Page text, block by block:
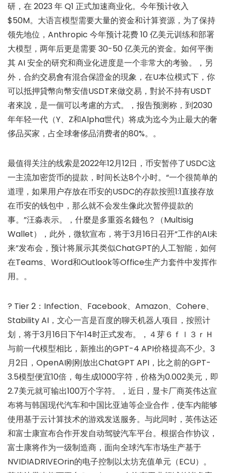
研，在 2023 年 Q1 正式加速商业化。今年预计收入
$50M。大语言模型需要大量的资金和计算资源，为了保持
领先地位，Anthropic 今年预计花费 10 亿美元训练和部署
大模型，两年后更是需要 30-50 亿美元的资金。如何平衡
其 AI 安全的研究和商业化进度是一个非常大的考验。，另
外，合約交易會有混合保證金的現象，在U本位模式下，你
可以抵押貸幣向幣安借USDT來做交易，對於不持有USDT
者來說，是一個可以考慮的方式。，报告预测称，到2030
年年轻一代（Y、Z和Alpha世代）将成为迄今为止最大的奢
侈品买家，占全球奢侈品消费者的80%。。
最值得关注的线索是2022年12月12日，币安暂停了USDC这
一主流加密货币的提款，时间长达8个小时。“一个很简单的
道理，如果用户存放在币安的USDC的存款按照1:1直接存放
在币安的钱包中，那么就不会发生像此次暂停提款的
事。”汪淼表示。，什麼是多重簽名錢包？（Multisig
Wallet），此外，微软宣布，将于3月16日召开“工作的AI未
来”发布会，预计将展示其类似ChatGPT的人工智能，如何
在Teams、Word和Outlook等Office生产力套件中发挥作
用。。
? Tier 2：Infection、Facebook、Amazon、Cohere、
Stability AI，文心一言是百度的聊天机器人项目，按照计
划，将于3月16日下午14时正式发布。，４芽６ｆｌ３ｒＨ
与前一代模型相比，新推出的GPT-4 API价格提高不少。3
月2日，OpenAI刚刚放出ChatGPT API，比之前的GPT-
3.5模型便宜10倍，每生成1000字符，价格为0.002美元，即
2.7美元就可输出100万个字符。，近日，显卡厂商英伟达宣
布将与韩国现代汽车和中国比亚迪等企业合作，使车内能够
使用基于云计算技术的游戏发送服务。与此同时，英伟达还
和富士康宣布合作开发自动驾驶汽车平台。根据合作协议，
富士康将作为一级制造商，面向全球汽车市场生产基于
NVIDIADRIVEOrin的电子控制以太坊充值单元（ECU）。